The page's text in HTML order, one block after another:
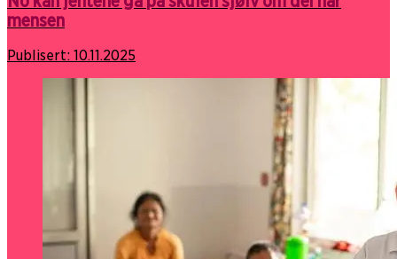
mensen
Publisert: 10.11.2025